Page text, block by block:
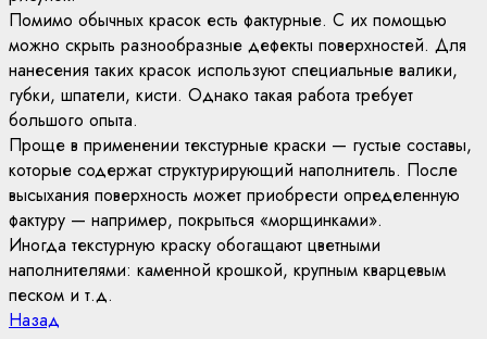
Помимо обычных красок есть фактурные. С их помощью
можно скрыть разнообразные дефекты поверхностей. Для
нанесения таких красок используют специальные валики,
губки, шпатели, кисти. Однако такая работа требует
большого опыта.
Проще в применении текстурные краски — густые составы,
которые содержат структурирующий наполнитель. После
высыхания поверхность может приобрести определенную
фактуру — например, покрыться «морщинками».
Иногда текстурную краску обогащают цветными
наполнителями: каменной крошкой, крупным кварцевым
песком и т.д.
Continue
Назад